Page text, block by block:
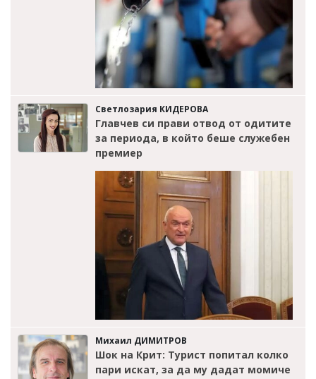
Светлозария КИДЕРОВА
Главчев си прави отвод от одитите
за периода, в който беше служебен
премиер
Михаил ДИМИТРОВ
Шок на Крит: Турист попитал колко
пари искат, за да му дадат момиче